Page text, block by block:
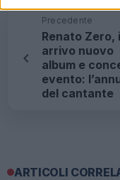
Precedente
Renato Zero,
arrivo nuovo
album e
evento:
del cantante
ARTICOLI